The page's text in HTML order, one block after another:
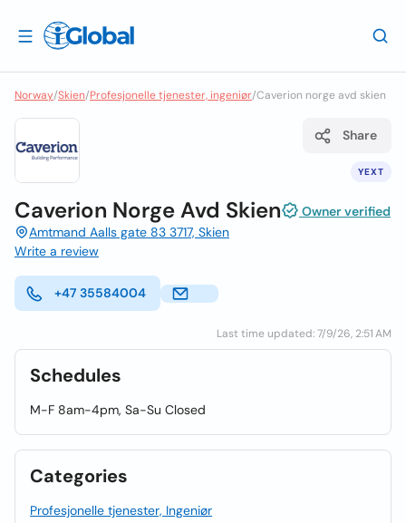
Norway/Skien/Profesjonelle tjenester, ingeniør/Caverion norge avd skien
YEXT
Share
Caverion Norge Avd Skien
Owner verified
Amtmand Aalls gate 83 3717, Skien
Write a review
+47 35584004
Last time updated: 7/9/26, 2:51 AM
Schedules
M-F 8am-4pm, Sa-Su Closed
Categories
Profesjonelle tjenester, Ingeniør